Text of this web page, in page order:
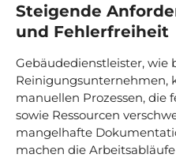
Steigende
und Fehlerfreiheit
Gebäudedienstleister, wie
Reinigungsunternehmen,
manuellen Prozessen, die
sowie Ressourcen
mangelhafte
machen die